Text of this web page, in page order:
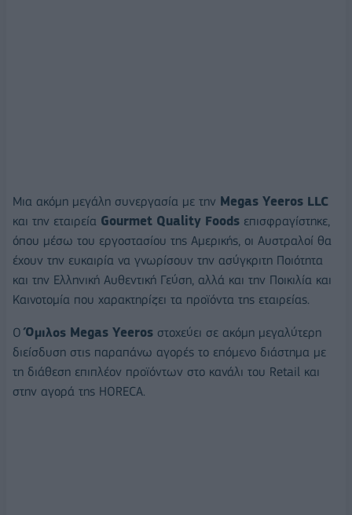
Μια ακόμη μεγάλη συνεργασία με την Megas Yeeros LLC
και την εταιρεία Gourmet Quality Foods επισφραγίστηκε,
όπου μέσω του εργοστασίου της Αμερικής, οι Αυστραλοί θα
έχουν την ευκαιρία να γνωρίσουν την ασύγκριτη Ποιότητα
και την Ελληνική Αυθεντική Γεύση, αλλά και την Ποικιλία και
Καινοτομία που χαρακτηρίζει τα προϊόντα της εταιρείας.
ΟΌμιλος Megas Yeeros στοχεύει σε ακόμη μεγαλύτερη
διείσδυση στις παραπάνω αγορές το επόμενο διάστημα με
τη διάθεση επιπλέον προϊόντων στο κανάλι του Retail και
στην αγορά της HORECA.